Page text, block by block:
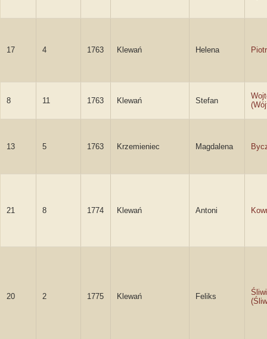
17 4 1763 Klewań Helena
8 11 1763 Klewań Stefan
13 5 1763 Krzemieniec Magdalena
21 8 1774 Klewań Antoni
20 2 1775 Klewań Feliks